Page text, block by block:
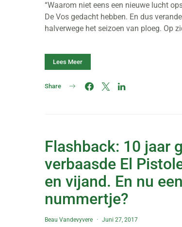
“Waarom niet eens een nieuwe lucht
De Vos gedacht hebben. En dus
halverwege het seizoen van ploeg. Op
Lees Meer
Share
Flashback: 10 jaar
verbaasde El
en vijand. En nu
nummertje?
Beau Vandevyvere Juni 27, 2017